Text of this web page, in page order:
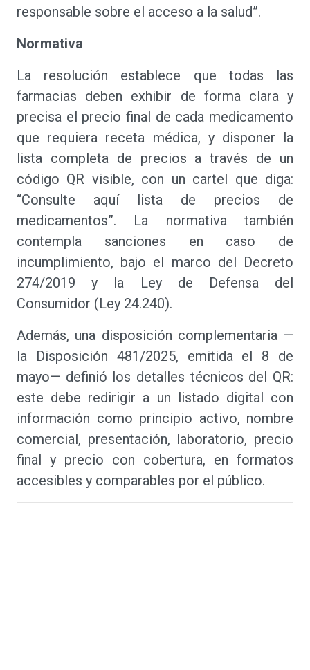
responsable sobre el acceso a la salud”.
Normativa
La resolución establece que todas las
farmacias deben exhibir de forma clara y
precisa el precio final de cada medicamento
que requiera receta médica, y disponer la
lista completa de precios a través de un
código QR visible, con un cartel que diga:
“Consulte aquí lista de precios de
medicamentos”. La normativa también
contempla sanciones en caso de
incumplimiento, bajo el marco del Decreto
274/2019 y la Ley de Defensa del
Consumidor (Ley 24.240).
Además, una disposición complementaria —
la Disposición 481/2025, emitida el 8 de
mayo— definió los detalles técnicos del QR:
este debe redirigir a un listado digital con
información como principio activo, nombre
comercial, presentación, laboratorio, precio
final y precio con cobertura, en formatos
accesibles y comparables por el público.